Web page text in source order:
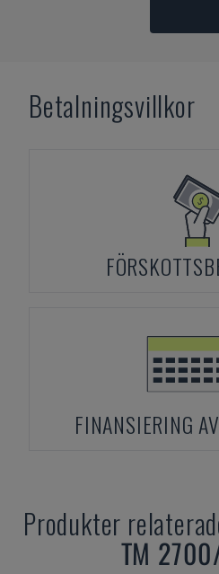
Betalningsvillkor
FINANSIERING
Produkter
TM